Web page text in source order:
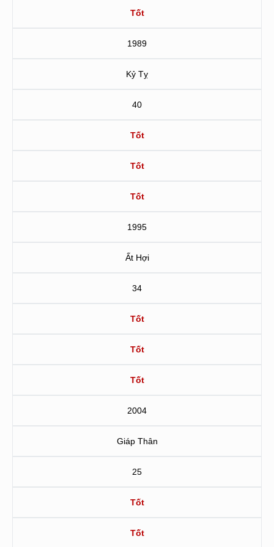
Tốt
1989
Kỷ Tỵ
40
Tốt
Tốt
Tốt
1995
Ất Hợi
34
Tốt
Tốt
Tốt
2004
Giáp Thân
25
Tốt
Tốt